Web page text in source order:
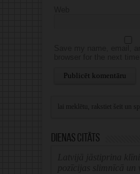
Dienas citāts